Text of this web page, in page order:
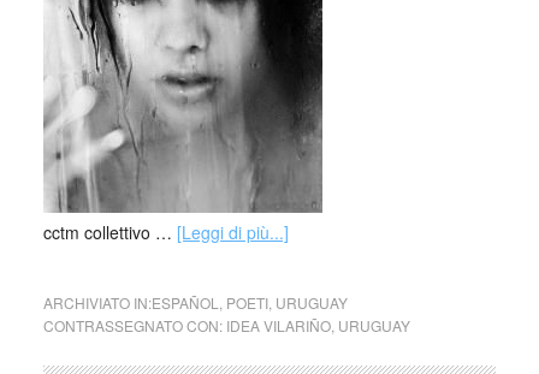
cctm collettivo … [Leggi di più...]
ARCHIVIATO IN:ESPAÑOL POETI, URUGUAY
CONTRASSEGNATO CON: IDEA VILARIÑO, URUGUAY